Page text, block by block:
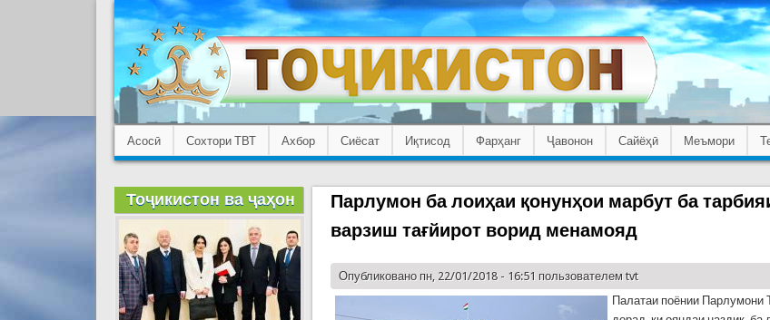
Асосӣ Сохтори ТВТ Ахбор Сиёсат Иқтисод Фарҳанг Ҷавонон Сайёҳӣ Меъмори
Парлумон ба лоиҳаи қонунҳои марбут ба
варзиш тағйирот ворид менамояд
Опубликовано пн, 22/01/2018 - 16:51 пользователемtvt
Палатаи поёнии Парлумони
Тоҷикистон ва ҷаҳон